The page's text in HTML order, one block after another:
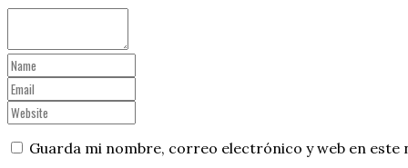
Guarda mi nombre, correo electrónico y web en